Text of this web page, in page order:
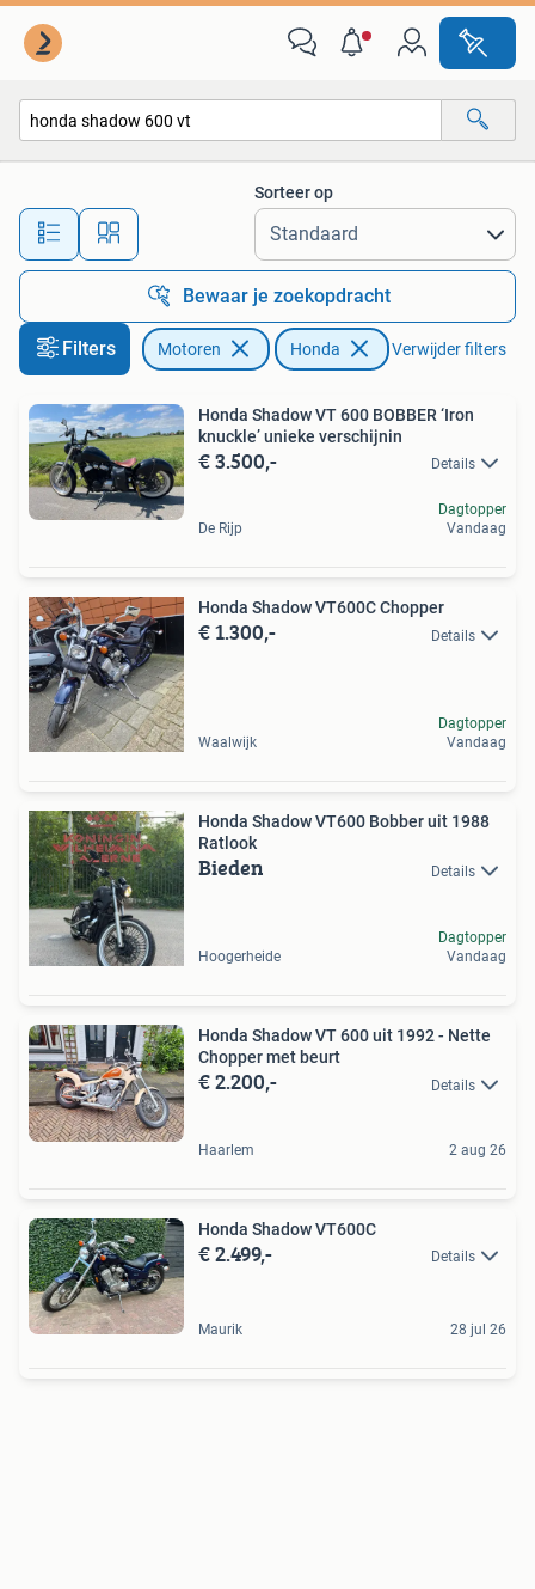
Alle afstanden…
Sorteer op
Bewaar je zoekopdracht
Filters Motoren Honda Verwijder filters
Honda Shadow VT 600 BOBBER ‘Iron
knuckle’ unieke verschijnin
€ 3.500,- Details
De Rijp
Dagtopper
Vandaag
Honda Shadow VT600C Chopper
€ 1.300,- Details
Waalwijk
Dagtopper
Vandaag
Honda Shadow VT600 Bobber uit 1988
Ratlook
Bieden Details
Hoogerheide
Dagtopper
Vandaag
Honda Shadow VT 600 uit 1992 - Nette
Chopper met beurt
€ 2.200,- Details
Haarlem 2 aug 26
Honda Shadow VT600C
€ 2.499,- Details
Maurik 28 jul 26